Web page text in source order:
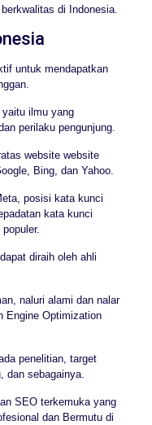
di Indonesia.
untuk mendapatkan
ilmu yang
perilaku pengunjung.
website website
Bing, dan Yahoo.
posisi kata kunci
kata kunci
diraih oleh ahli
naluri alami dan nalar
Engine Optimization
penelitian, target
dan sebagainya.
SEO terkemuka yang
dan Bermutu di